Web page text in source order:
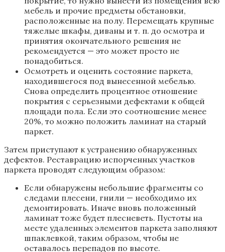
мебель и прочие предметы обстановки,
расположенные на полу. Перемещать крупные
тяжелые шкафы, диваны и т. п. до осмотра и
принятия окончательного решения не
рекомендуется — это может просто не
понадобиться.
Осмотреть и оценить состояние паркета,
находившегося под вынесенной мебелью.
Снова определить процентное отношение
покрытия с серьезными дефектами к общей
площади пола. Если это соотношение менее
20%, то можно положить ламинат на старый
паркет.
Затем приступают к устранению обнаруженных
дефектов. Реставрацию испорченных участков
паркета проводят следующим образом:
Если обнаружены небольшие фрагменты со
следами плесени, гнили — необходимо их
демонтировать. Иначе вновь положенный
ламинат тоже будет плесневеть. Пустоты на
месте удаленных элементов паркета заполняют
шпаклевкой, таким образом, чтобы не
оставалось перепадов по высоте.